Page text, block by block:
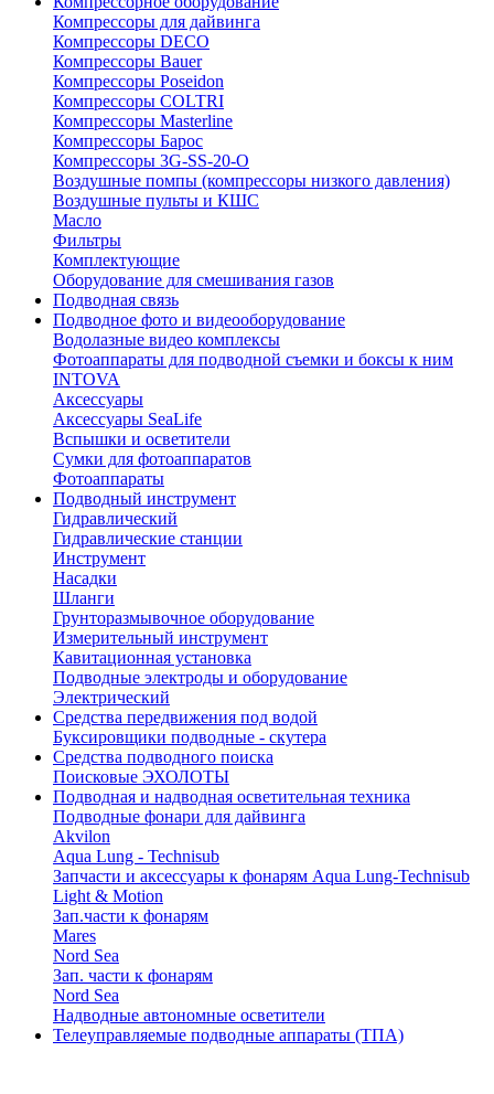
Компрессоры для дайвинга
Компрессоры DECO
Компрессоры Bauer
Компрессоры Poseidon
Компрессоры COLTRI
Компрессоры Masterline
Компрессоры Барос
Компрессоры 3G-SS-20-O
Воздушные помпы (компрессоры низкого давления)
Воздушные пульты и КШС
Масло
Фильтры
Комплектующие
Оборудование для смешивания газов
Подводная связь
Подводное фото и видеооборудование
Водолазные видео комплексы
Фотоаппараты для подводной съемки и боксы к ним
INTOVA
Аксессуары
Аксессуары SeaLife
Вспышки и осветители
Сумки для фотоаппаратов
Фотоаппараты
Подводный инструмент
Гидравлический
Гидравлические станции
Инструмент
Насадки
Шланги
Грунторазмывочное оборудование
Измерительный инструмент
Кавитационная установка
Подводные электроды и оборудование
Электрический
Средства передвижения под водой
Буксировщики подводные - скутера
Средства подводного поиска
Поисковые ЭХОЛОТЫ
Подводная и надводная осветительная техника
Подводные фонари для дайвинга
Akvilon
Aqua Lung - Technisub
Запчасти и аксессуары к фонарям Aqua Lung-Technisub
Light & Motion
Зап.части к фонарям
Mares
Nord Sea
Зап. части к фонарям
Nord Sea
Надводные автономные осветители
Телеуправляемые подводные аппараты (ТПА)